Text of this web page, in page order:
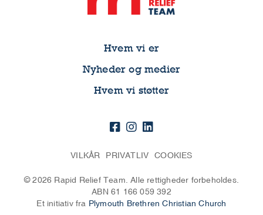
Hvem vi er
Nyheder og medier
Hvem vi støtter
VILKÅR PRIVATLIV COOKIES
© 2026 Rapid Relief Team. Alle rettigheder forbeholdes.
ABN 61 166 059 392
Et initiativ fra Plymouth Brethren Christian Church